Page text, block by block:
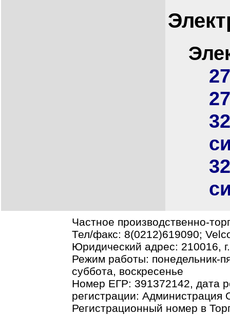
Частное производственно-
Тел/факс: 8(0212)619090;
Юридический адрес: 210016,
Режим работы: понедельник-
суббота, воскресенье
Номер ЕГР: 391372142, дата
регистрации: Администрация
Регистрационный номер в